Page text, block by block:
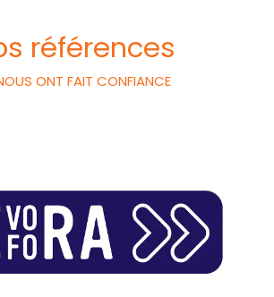
références
ONT FAIT CONFIANCE